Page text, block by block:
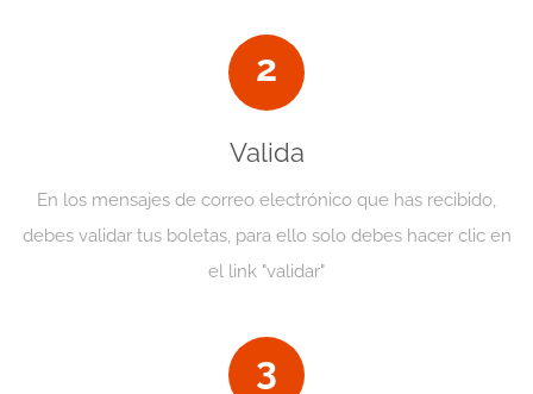
2
Valida
En los mensajes de correo electrónico que has recibido,
debes validar tus boletas, para ello solo debes hacer clic en
el link "validar"
3